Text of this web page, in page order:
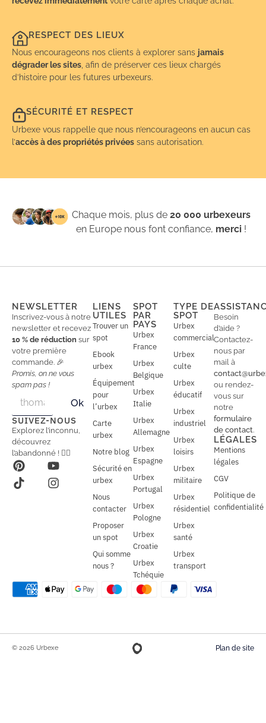
RESPECT DES LIEUX
Nous encourageons nos clients à explorer sans jamais
dégrader les sites , afin de préserver ces lieux chargés
d’histoire pour les futures urbexeurs.
SÉCURITÉ ET RESPECT
Urbexe vous rappelle que nous n’encourageons en aucun cas
l’accès à des propriétés privées sans autorisation.
Chaque mois, plus de20 000 urbexeurs
en Europe nous font confiance, merci !
NEWSLETTER
Inscrivez-vous à notre
newsletter et recevez
10 % de réduction sur
votre première
commande. 🎉
Promis, on ne vous
spam pas !
a
i
l
a
i
l
*
Ok
SUIVEZ-NOUS
Explorez l’inconnu,
découvrez
l’abandonné ! 🕵️‍♂️
LIENS
UTILES
Trouver un
spot
Ebook
urbex
Équipement
pour
l’urbex
Carte
urbex
Notre blog
Sécurité en
urbex
Nous
contacter
Proposer
un spot
Qui somme
nous ?
SPOT
PAR
PAYS
Urbex
France
Urbex
Belgique
Urbex
Italie
Urbex
Allemagne
Urbex
Espagne
Urbex
Portugal
Urbex
Pologne
Urbex
Croatie
Urbex
Tchéquie
TYPE DE
SPOT
Urbex
commercial
Urbex
culte
Urbex
éducatif
Urbex
industriel
Urbex
loisirs
Urbex
militaire
Urbex
résidentiel
Urbex
santé
Urbex
transport
Besoin
d’aide ?
Contactez-
nous par
mail à
ou rendez-
vous sur
notre
formulaire
de contact.
LÉGALES
Mentions
légales
CGV
Politique de
confidentialité
© 2026 Urbexe Plan de site